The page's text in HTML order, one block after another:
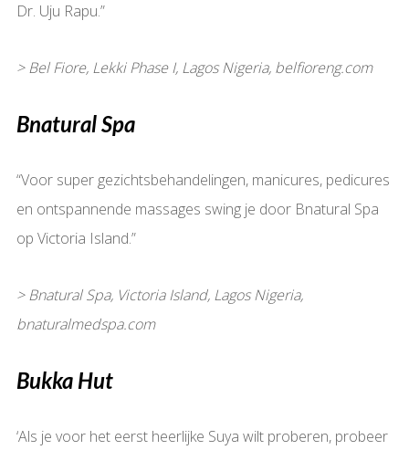
Dr. Uju Rapu.”
> Bel Fiore, Lekki Phase I, Lagos Nigeria, belfioreng.com
Bnatural Spa
“Voor super gezichtsbehandelingen, manicures, pedicures
en ontspannende massages swing je door Bnatural Spa
op Victoria Island.”
> Bnatural Spa, Victoria Island, Lagos Nigeria,
bnaturalmedspa.com
Bukka Hut
‘Als je voor het eerst heerlijke Suya wilt proberen, probeer